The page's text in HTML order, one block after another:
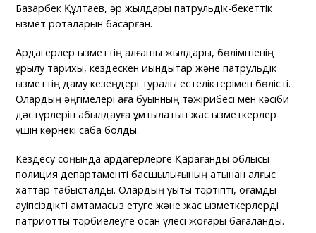
Базарбек Құлтаев, әр жылдары патрульдік-бекеттік
қызмет роталарын басқарған.
Ардагерлер қызметтің алғашқы жылдары, бөлімшенің
құрылу тарихы, кездескен қиындықтар және патрульдік
қызметтің даму кезеңдері туралы естеліктерімен бөлісті.
Олардың әңгімелері аға буынның тәжірибесі мен кәсіби
дәстүрлерін қабылдауға ұмтылатын жас қызметкерлер
үшін көрнекі сабақ болды.
Кездесу соңында ардагерлерге Қарағанды облысы
полиция департаменті басшылығының атынан алғыс
хаттар табысталды. Олардың құқықтық тәртіпті, қоғамдық
қауіпсіздікті қамтамасыз етуге және жас қызметкерлерді
патриоттық тәрбиелеуге қосқан үлесі жоғары бағаланды.